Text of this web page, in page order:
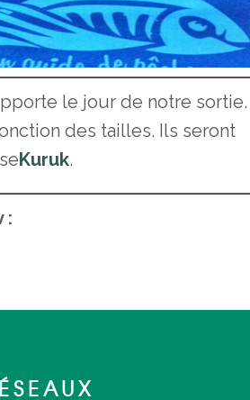
le jour de notre sortie.
des tailles. Ils seront
Kuruk.
: